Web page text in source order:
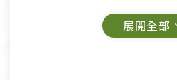
鑑賞期商品說明：